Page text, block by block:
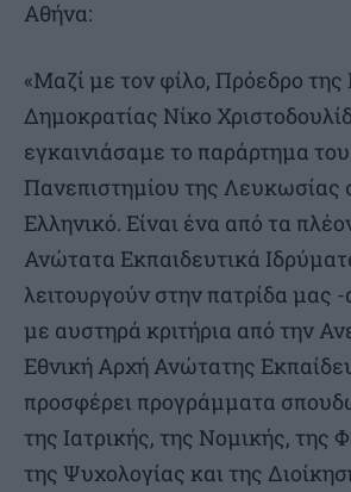
Αθήνα:
«Μαζί με τον φίλο, Πρόεδρο
Δημοκρατίας Νίκο
εγκαινιάσαμε το παράρτημα του
Πανεπιστημίου της Λευκωσίας
Ελληνικό. Είναι ένα από τα
Ανώτατα Εκπαιδευτικά
λειτουργούν στην πατρίδα μας
με αυστηρά κριτήρια από την
Εθνική Αρχή Ανώτατης
προσφέρει προγράμματα
της Ιατρικής, της Νομικής, της
της Ψυχολογίας και της